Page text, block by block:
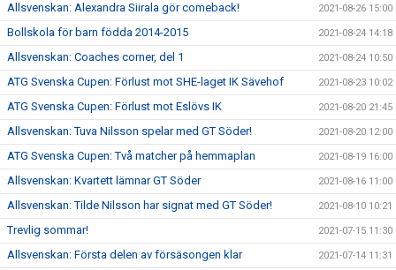
Allsvenskan: Alexandra Siirala gör comeback! 2021-08-26 15:00
Bollskola för barn födda 2014-2015 2021-08-24 14:18
Allsvenskan: Coaches corner, del 1 2021-08-24 10:50
ATG Svenska Cupen: Förlust mot SHE-laget IK Sävehof 2021-08-23 10:02
ATG Svenska Cupen: Förlust mot Eslövs IK 2021-08-20 21:45
Allsvenskan: Tuva Nilsson spelar med GT Söder! 2021-08-20 12:00
ATG Svenska Cupen: Två matcher på hemmaplan 2021-08-19 16:00
Allsvenskan: Kvartett lämnar GT Söder 2021-08-16 11:00
Allsvenskan: Tilde Nilsson har signat med GT Söder! 2021-08-10 10:21
Trevlig sommar! 2021-07-15 11:30
Allsvenskan: Första delen av försäsongen klar 2021-07-14 11:31